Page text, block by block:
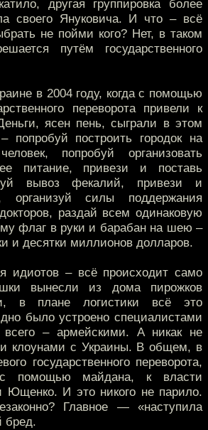
другая группировка более
своего Януковича. И что – всё
не пойми кого? Нет, в таком
путём государственного
в 2004 году, когда с помощью
переворота привели к
ясен пень, сыграли в этом
построить городок на
попробуй организовать
питание, привези и поставь
вывоз фекалий, привези и
организуй силы поддержания
раздай всем одинаковую
флаг в руки и барабан на шею –
и десятки миллионов долларов.
идиотов – всё происходит само
вынесли из дома пирожков
в плане логистики всё это
было устроено специалистами
всего – армейскими. А никак не
клоунами с Украины. В общем, в
государственного переворота,
с помощью майдана, к власти
Ющенко. И это никого не парило.
Главное — «наступила
бред.